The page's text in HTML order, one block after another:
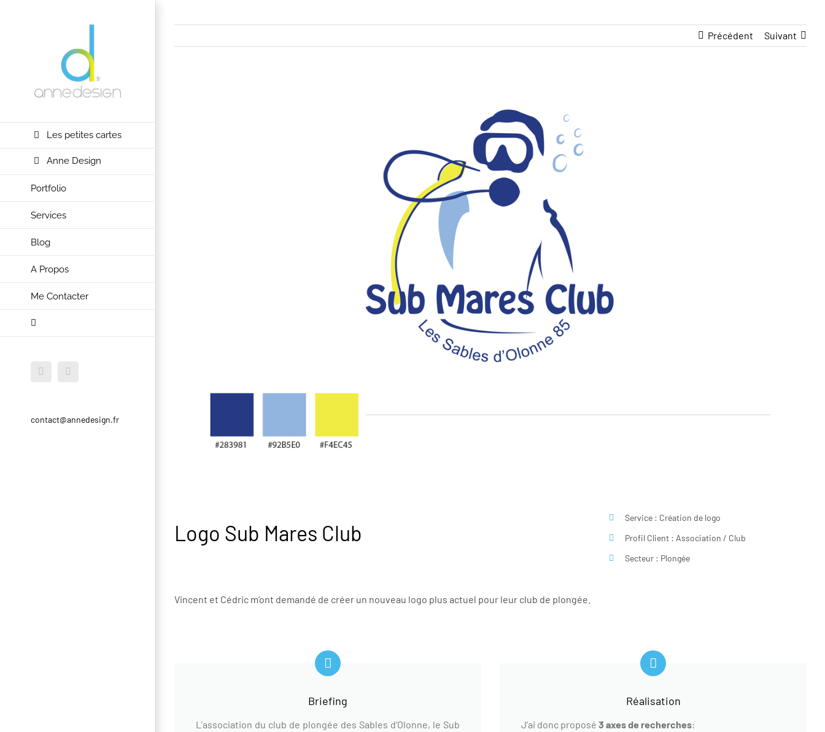
Les petites cartes
Anne Design
Portfolio
Services
Blog
A Propos
Me Contacter
FacebookInstagram
contact@annedesign.fr
Précédent Suivant
Logo Sub Mares Club
Service : Création de logo
Profil Client : Association / Club
Secteur : Plongée
Vincent et Cédric m’ont demandé de créer un nouveau logo plus actuel pour leur club de plongée.
Briefing
L’association du club de plongée des Sables d’Olonne, le Sub
Réalisation
J’ai donc proposé 3 axes de recherches: